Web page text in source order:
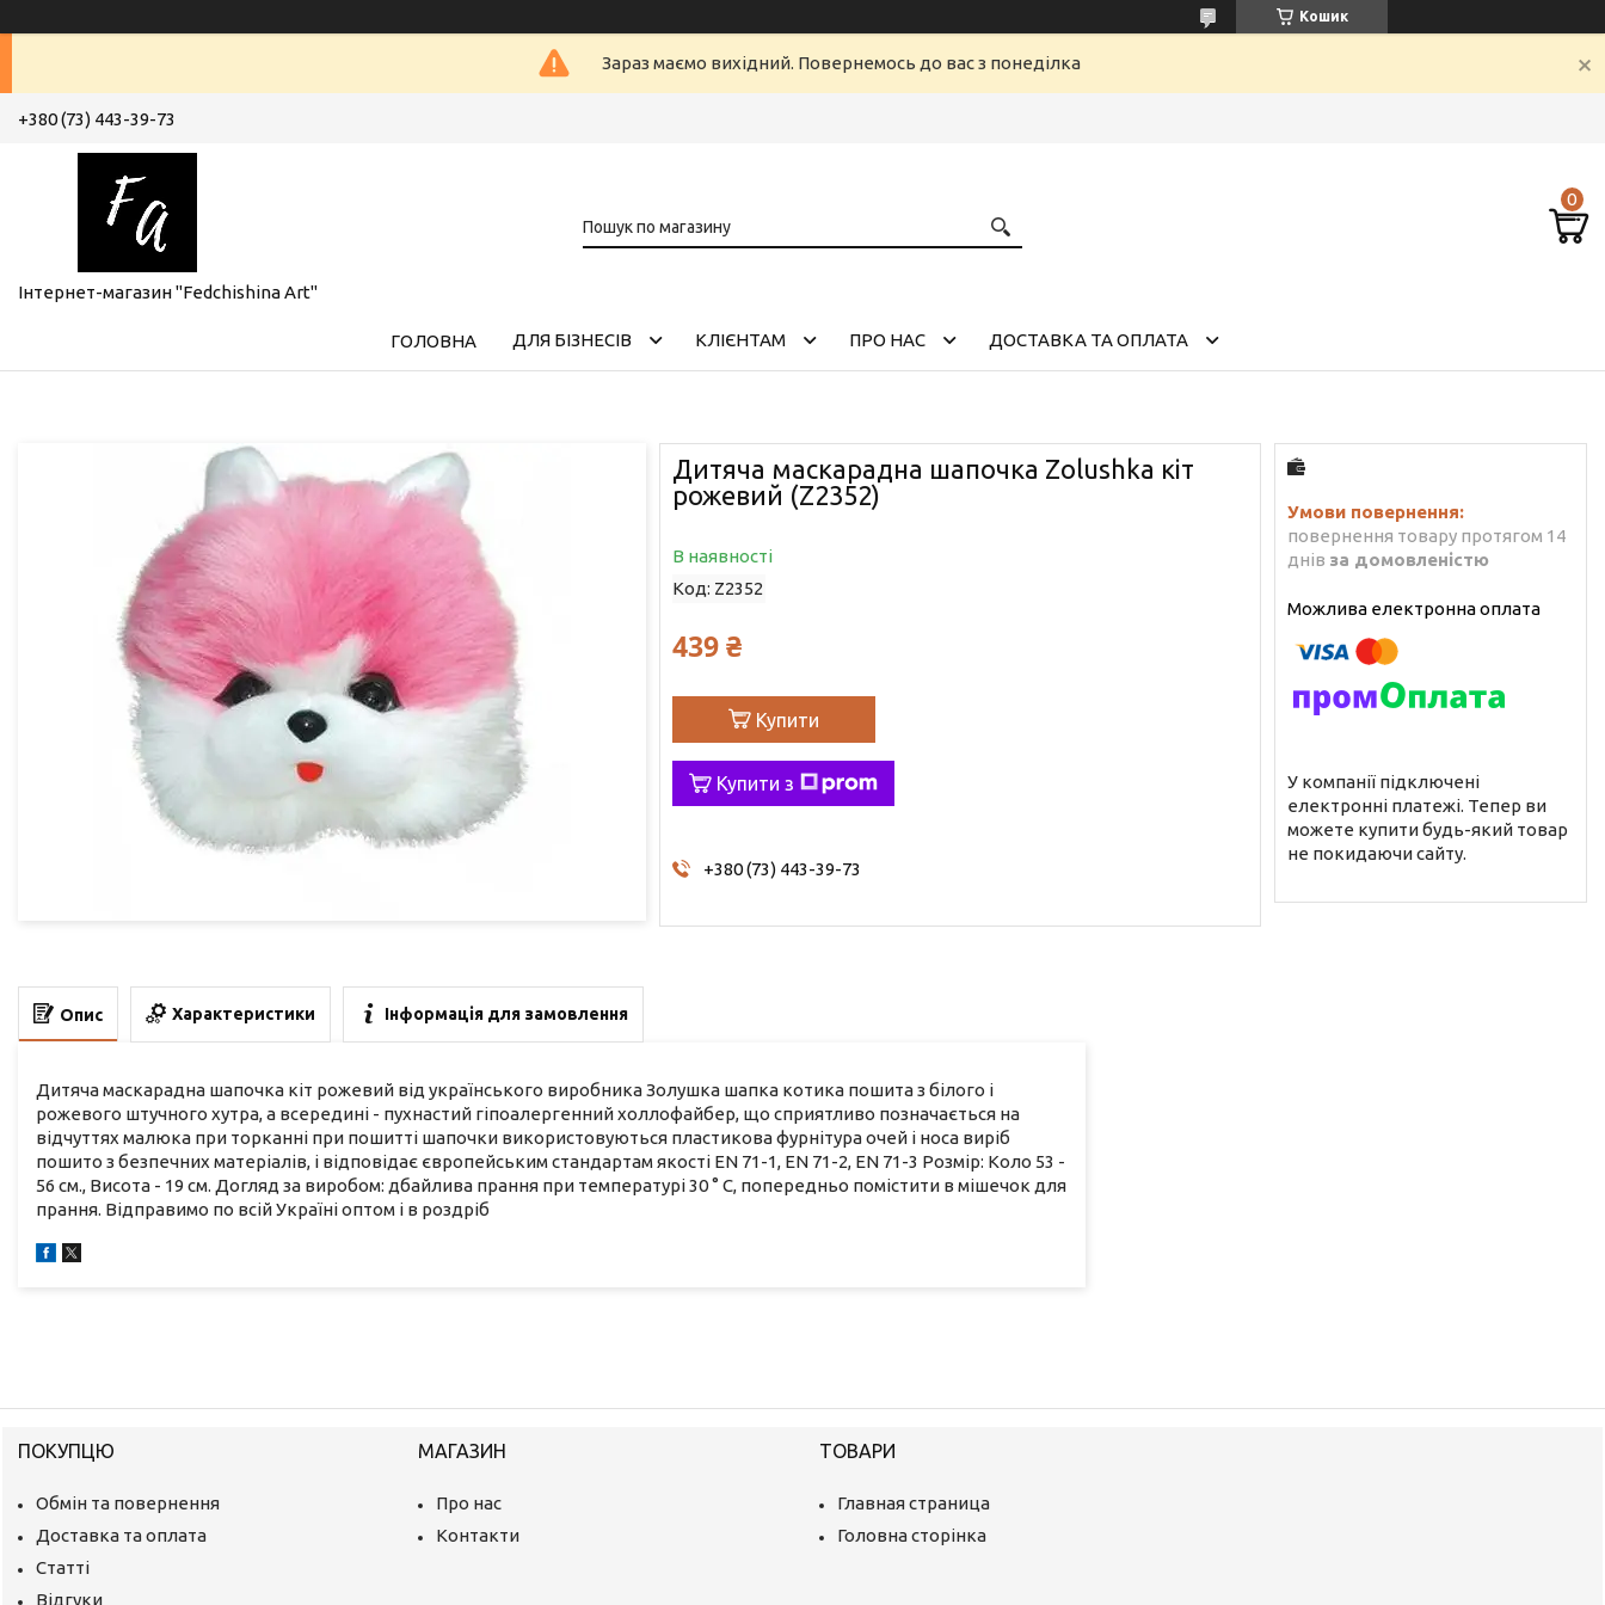
Кошик
Зараз маємо вихідний. Повернемось до вас з понеділка
+380 (73) 443-39-73
Інтернет-магазин "Fedchishina Art"
ГОЛОВНА ДЛЯ БІЗНЕСІВ КЛІЄНТАМ ПРО НАС ДОСТАВКА ТА ОПЛАТА
Дитяча маскарадна шапочка Zolushka кіт
рожевий (Z2352)
В наявності
Код: Z2352
439 ₴
Купити
Купити з
+380 (73) 443-39-73
повернення товару протягом 14
днів за домовленістю
У компанії підключені
електронні платежі. Тепер ви
можете купити будь-який товар
не покидаючи сайту.
Опис Характеристики Інформація для замовлення
Дитяча маскарадна шапочка кіт рожевий від українського виробника Золушка шапка котика пошита з білого і
рожевого штучного хутра, а всередині - пухнастий гіпоалергенний холлофайбер, що сприятливо позначається на
відчуттях малюка при торканні при пошитті шапочки використовуються пластикова фурнітура очей і носа виріб
пошито з безпечних матеріалів, і відповідає європейським стандартам якості EN 71-1, EN 71-2, EN 71-3 Розмір: Коло 53 -
56 см., Висота - 19 см. Догляд за виробом: дбайлива прання при температурі 30 ° С, попередньо помістити в мішечок для
прання. Відправимо по всій Україні оптом і в роздріб
ПОКУПЦЮ
Обмін та повернення
Доставка та оплата
Статті
Відгуки
МАГАЗИН
Про нас
Контакти
ТОВАРИ
Главная страница
Головна сторінка